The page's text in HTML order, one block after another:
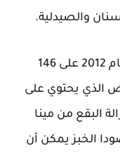
والصيدلية.
في تجربة سريرية عشوائية أجريت عام 2012 على 146
الذي يحتوي على
البقع من مينا
الخبز يمكن أن